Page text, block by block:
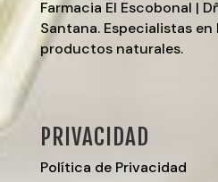
Farmacia El Escobonal |
Santana. Especialistas
productos naturales.
PRIVACIDAD
Política de Privacidad